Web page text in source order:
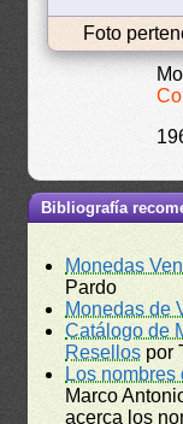
Foto
Bibliografía
Monedas
Pardo
Monedas de
Catálogo de
Resellos por
Los
Marco
acerca los